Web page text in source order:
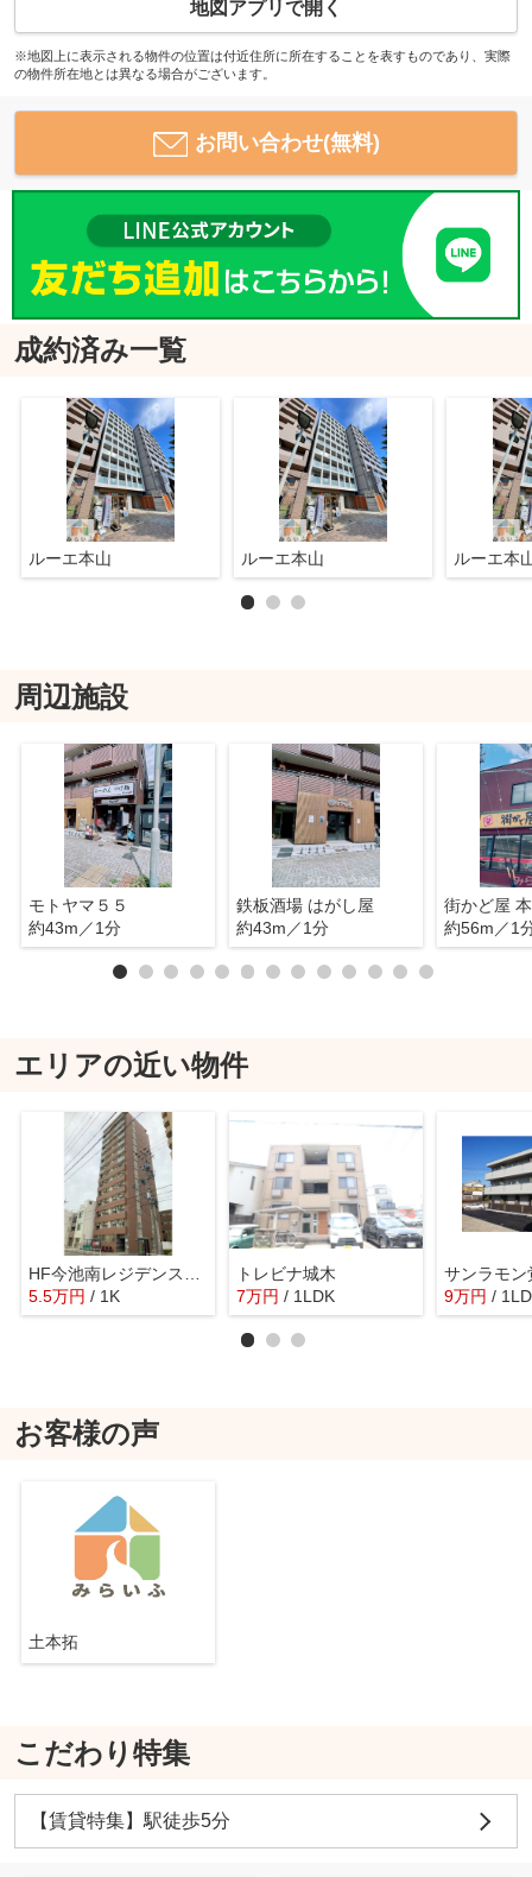
地図アプリで開く
※地図上に表示される物件の位置は付近住所に所在することを表すものであり、実際
の物件所在地とは異なる場合がございます。
お問い合わせ(無料)
成約済み一覧
ルーエ本山 ルーエ本山 ルーエ本
周辺施設
モトヤマ５５
約43m／1分
鉄板酒場 はがし屋
約43m／1分
街かど屋
約56m／1
エリアの近い物件
5.5万円 / 1K
トレビナ城木
7万円 / 1LDK
サンラモン
9万円 /
お客様の声
土本拓
こだわり特集
【賃貸特集】駅徒歩5分